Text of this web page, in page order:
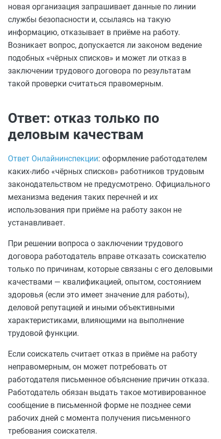
новая организация запрашивает данные по линии
службы безопасности и, ссылаясь на такую
информацию, отказывает в приёме на работу.
Возникает вопрос, допускается ли законом ведение
подобных «чёрных списков» и может ли отказ в
заключении трудового договора по результатам
такой проверки считаться правомерным.
Ответ: отказ только по
деловым качествам
Ответ Онлайнинспекции: оформление работодателем
каких‑либо «чёрных списков» работников трудовым
законодательством не предусмотрено. Официального
механизма ведения таких перечней и их
использования при приёме на работу закон не
устанавливает.
При решении вопроса о заключении трудового
договора работодатель вправе отказать соискателю
только по причинам, которые связаны с его деловыми
качествами — квалификацией, опытом, состоянием
здоровья (если это имеет значение для работы),
деловой репутацией и иными объективными
характеристиками, влияющими на выполнение
трудовой функции.
Если соискатель считает отказ в приёме на работу
неправомерным, он может потребовать от
работодателя письменное объяснение причин отказа.
Работодатель обязан выдать такое мотивированное
сообщение в письменной форме не позднее семи
рабочих дней с момента получения письменного
требования соискателя.